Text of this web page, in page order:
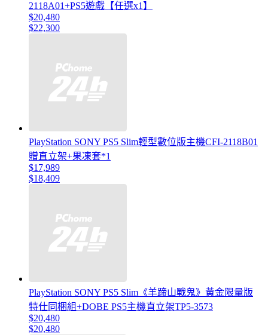
2118A01+PS5遊戲【任選x1】
$20,480
$22,300
PlayStation SONY PS5 Slim輕型數位版主機CFI-2118B01
贈直立架+果凍套*1
$17,989
$18,409
PlayStation SONY PS5 Slim《羊蹄山戰鬼》黃金限量版
特仕同梱組+DOBE PS5主機直立架TP5-3573
$20,480
$20,480